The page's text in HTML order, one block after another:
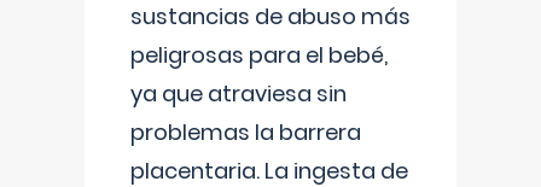
sustancias de abuso más
peligrosas para el bebé,
ya que atraviesa sin
problemas la barrera
placentaria. La ingesta de